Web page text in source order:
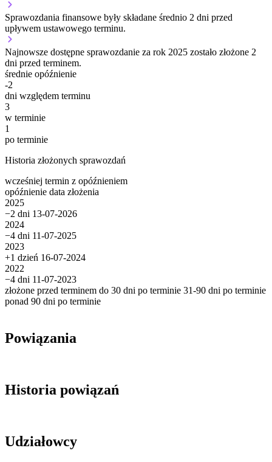
Sprawozdania finansowe były składane średnio 2 dni przed
upływem ustawowego terminu.
Najnowsze dostępne sprawozdanie za rok 2025 zostało złożone 2
dni przed terminem.
średnie opóźnienie
-2
dni względem terminu
3
w terminie
1
po terminie
Historia złożonych sprawozdań
wcześniej termin z opóźnieniem
opóźnienie data złożenia
2025
−2 dni 13-07-2026
2024
−4 dni 11-07-2025
2023
+1 dzień 16-07-2024
2022
−4 dni 11-07-2023
złożone przed terminem do 30 dni po terminie 31-90 dni po terminie
ponad 90 dni po terminie
Powiązania
Historia powiązań
Udziałowcy